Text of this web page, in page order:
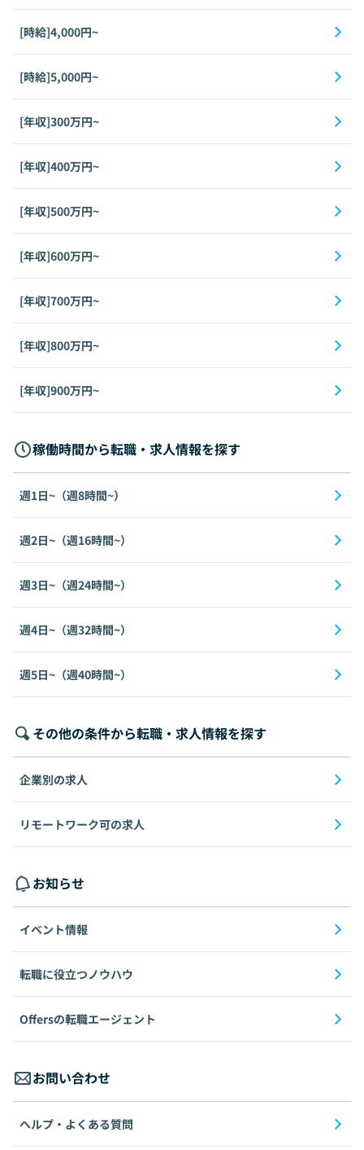
[時給]4,000円~
[時給]5,000円~
[年収]300万円~
[年収]400万円~
[年収]500万円~
[年収]600万円~
[年収]700万円~
[年収]800万円~
[年収]900万円~
稼働時間から転職・求人情報を探す
週1日~（週8時間~）
週2日~（週16時間~）
週3日~（週24時間~）
週4日~（週32時間~）
週5日~（週40時間~）
その他の条件から転職・求人情報を探す
企業別の求人
リモートワーク可の求人
お知らせ
イベント情報
転職に役立つノウハウ
Offersの転職エージェント
お問い合わせ
ヘルプ・よくある質問